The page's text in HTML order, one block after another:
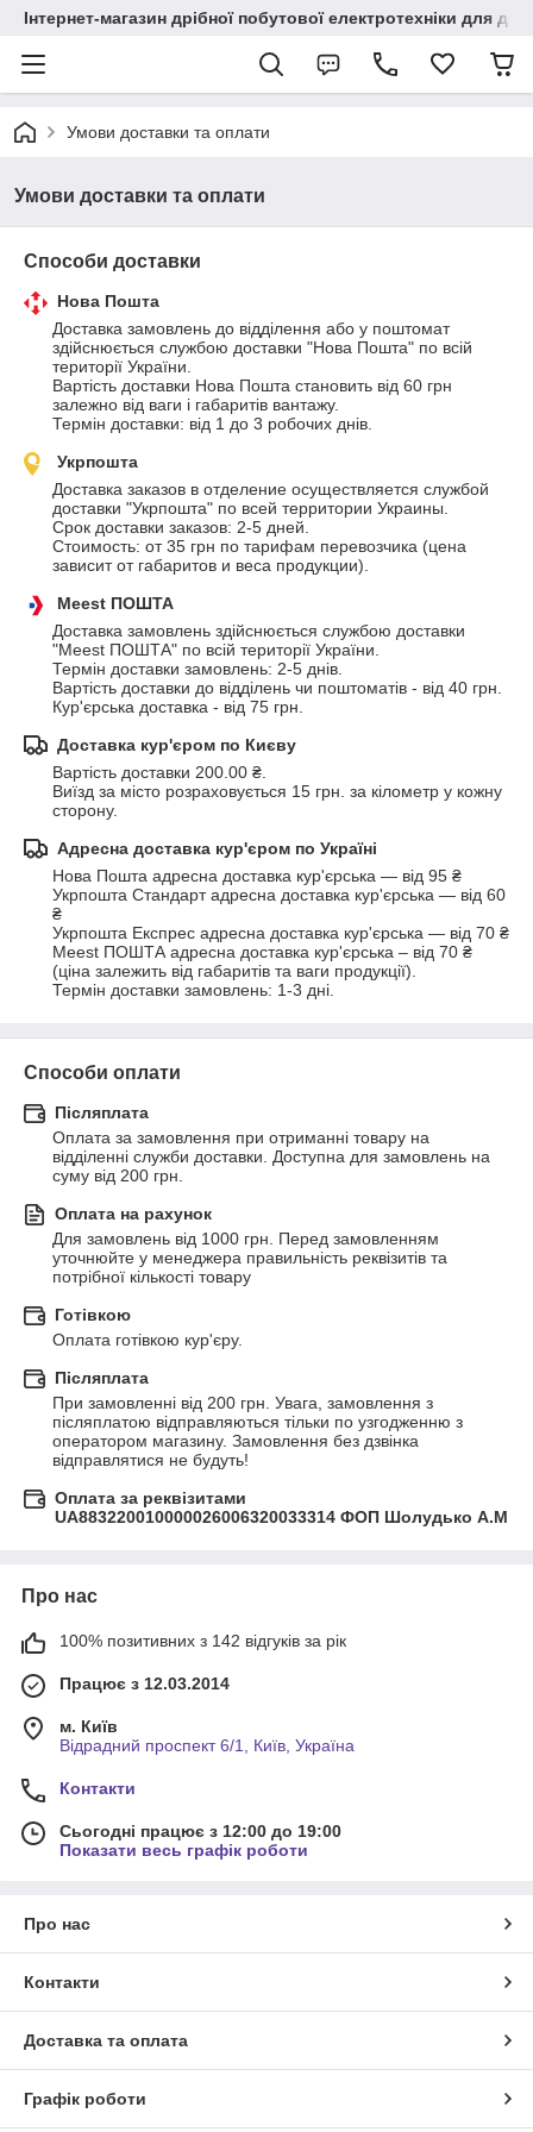
Інтернет-магазин дрібної побутової електротехніки для
Умови доставки та оплати
Умови доставки та оплати
Способи доставки
Нова Пошта
Доставка замовлень до відділення або у поштомат
здійснюється службою доставки "Нова Пошта" по всій
території України.
Вартість доставки Нова Пошта становить від 60 грн
залежно від ваги і габаритів вантажу.
Термін доставки: від 1 до 3 робочих днів.
Укрпошта
Доставка заказов в отделение осуществляется службой
доставки "Укрпошта" по всей территории Украины.
Срок доставки заказов: 2-5 дней.
Стоимость: от 35 грн по тарифам перевозчика (цена
зависит от габаритов и веса продукции).
Meest ПОШТА
Доставка замовлень здійснюється службою доставки
"Meest ПОШТА" по всій території України.
Термін доставки замовлень: 2-5 днів.
Вартість доставки до відділень чи поштоматів - від 40 грн.
Кур'єрська доставка - від 75 грн.
Доставка кур'єром по Києву
Вартість доставки 200.00 ₴.
Виїзд за місто розраховується 15 грн. за кілометр у кожну
сторону.
Адресна доставка кур'єром по Україні
Нова Пошта адресна доставка кур'єрська — від 95 ₴
Укрпошта Стандарт адресна доставка кур'єрська — від 60
₴
Укрпошта Експрес адресна доставка кур'єрська — від 70 ₴
Meest ПОШТА адресна доставка кур'єрська – від 70 ₴
(ціна залежить від габаритів та ваги продукції).
Термін доставки замовлень: 1-3 дні.
Способи оплати
Післяплата
Оплата за замовлення при отриманні товару на
відділенні служби доставки. Доступна для замовлень на
суму від 200 грн.
Оплата на рахунок
Для замовлень від 1000 грн. Перед замовленням
уточнюйте у менеджера правильність реквізитів та
потрібної кількості товару
Готівкою
Оплата готівкою кур'єру.
Післяплата
При замовленні від 200 грн. Увага, замовлення з
післяплатою відправляються тільки по узгодженню з
оператором магазину. Замовлення без дзвінка
відправлятися не будуть!
Оплата за реквізитами
UA883220010000026006320033314 ФОП Шолудько А.М
Про нас
100% позитивних з 142 відгуків за рік
Працює з 12.03.2014
м. Київ
Відрадний проспект 6/1, Київ, Україна
Контакти
Сьогодні працює з 12:00 до 19:00
Показати весь графік роботи
Про нас
Контакти
Доставка та оплата
Графік роботи